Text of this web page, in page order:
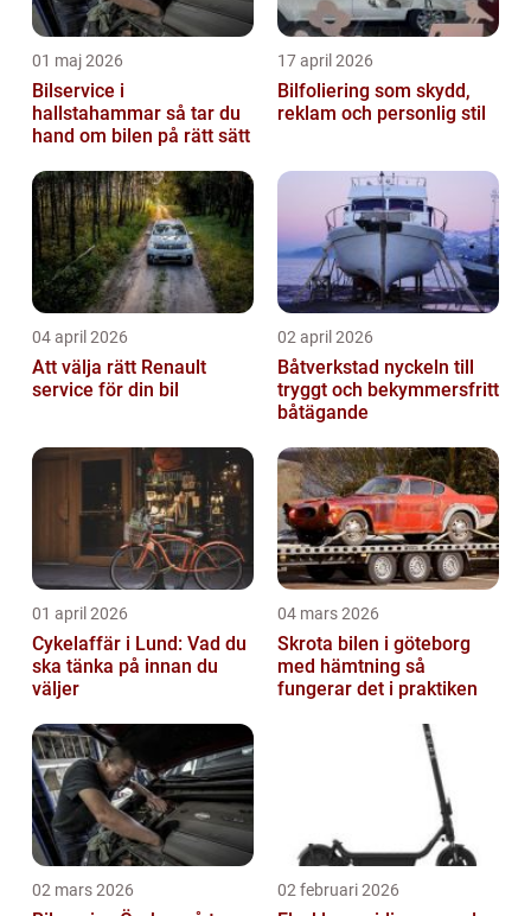
01 maj 2026
Bilservice i
hallstahammar så tar du
hand om bilen på rätt sätt
17 april 2026
Bilfoliering som skydd,
reklam och personlig stil
04 april 2026
Att välja rätt Renault
service för din bil
02 april 2026
Båtverkstad nyckeln till
tryggt och bekymmersfritt
båtägande
01 april 2026
Cykelaffär i Lund: Vad du
ska tänka på innan du
väljer
04 mars 2026
Skrota bilen i göteborg
med hämtning så
fungerar det i praktiken
02 mars 2026 02 februari 2026